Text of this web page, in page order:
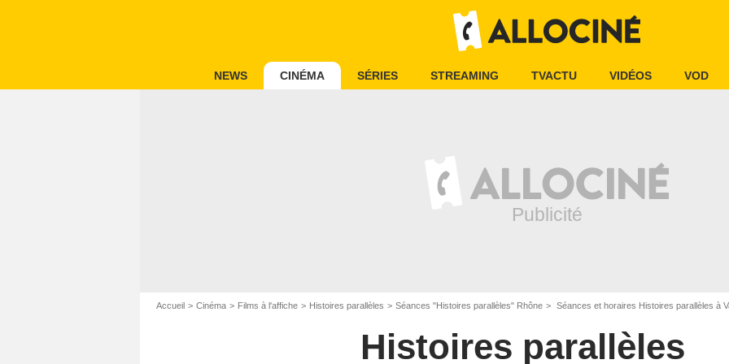
NEWS CINÉMA SÉRIES STREAMING TVACTU VIDÉOS VOD
Accueil Cinéma Films à l'affiche Histoires parallèles Séances "Histoires parallèles" Rhône Séances et horaires Histoires parallèles à
Histoires parallèles